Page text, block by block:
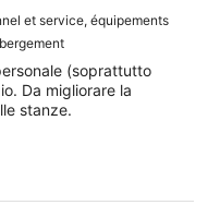
et service, équipements
(soprattutto
Da migliorare la
stanze.